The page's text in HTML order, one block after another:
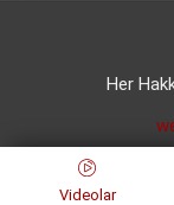
Her
Videolar